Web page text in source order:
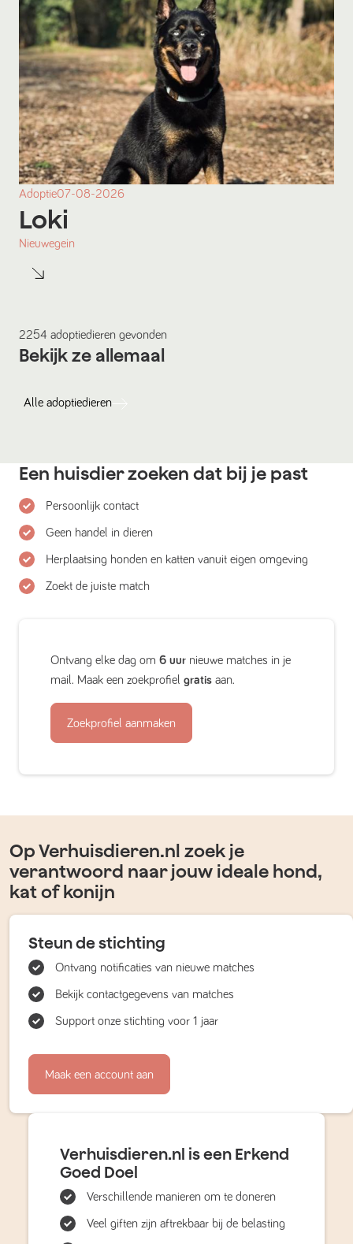
Adoptie07-08-2026
Loki
Nieuwegein
2254 adoptiedieren gevonden
Bekijk ze allemaal
Alle adoptiedieren
Een huisdier zoeken dat bij je past
Persoonlijk contact
Geen handel in dieren
Herplaatsing honden en katten vanuit eigen omgeving
Zoekt de juiste match
Ontvang elke dag om 6 uur nieuwe matches in je
mail. Maak een zoekprofiel gratis aan.
Zoekprofiel aanmaken
Op Verhuisdieren.nl zoek je
verantwoord naar jouw ideale hond,
kat of konijn
Steun de stichting
Ontvang notificaties van nieuwe matches
Bekijk contactgegevens van matches
Support onze stichting voor 1 jaar
Maak een account aan
Verhuisdieren.nl is een Erkend
Goed Doel
Verschillende manieren om te doneren
Veel giften zijn aftrekbaar bij de belasting